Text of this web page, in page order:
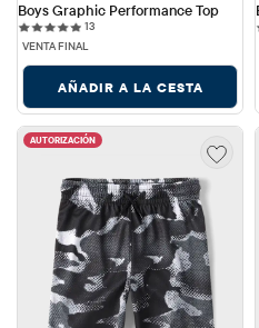
13 13 reviews
VENTA FINAL
AÑADIR A LA CESTA
AUTORIZACIÓN